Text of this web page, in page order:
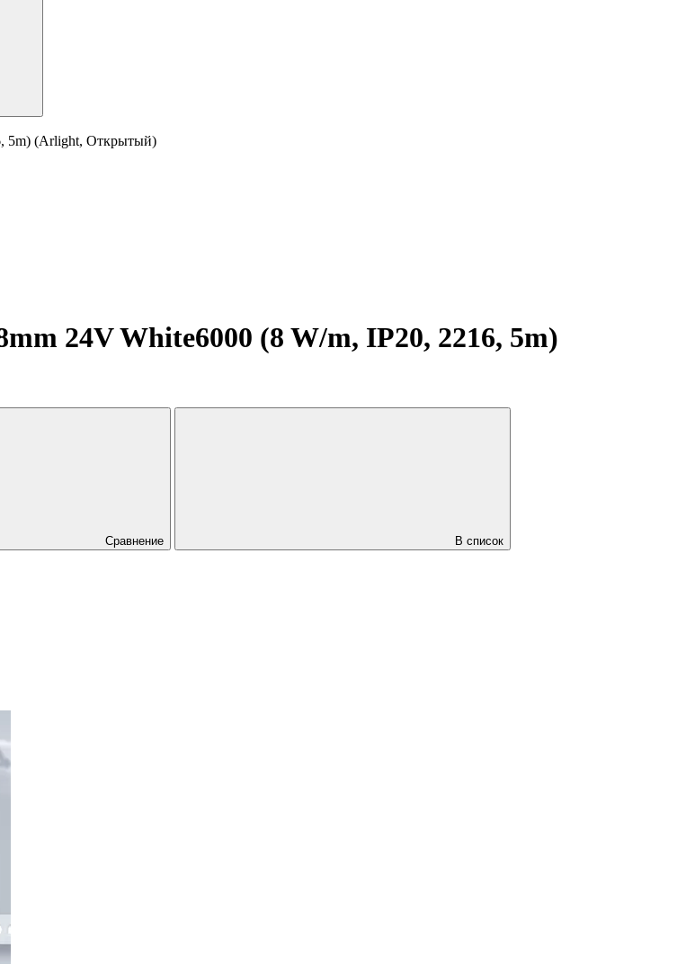
5m) (Arlight, Открытый)
24V White6000 (8 W/m, IP20, 2216, 5m)
Сравнение
В список